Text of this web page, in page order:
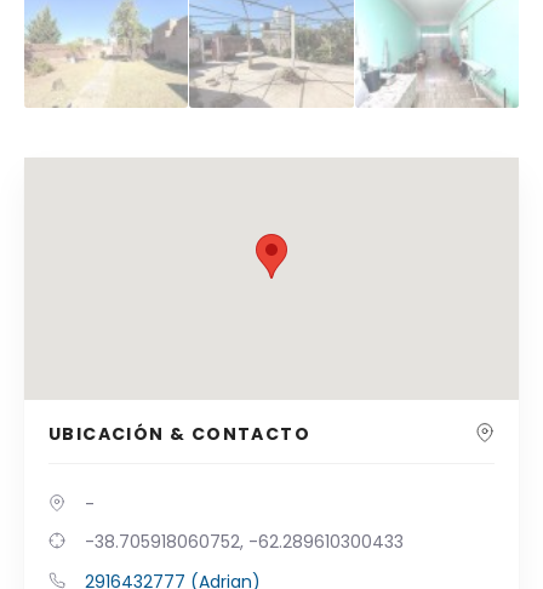
UBICACIÓN & CONTACTO
-
-38.705918060752, -62.289610300433
2916432777 (Adrian)